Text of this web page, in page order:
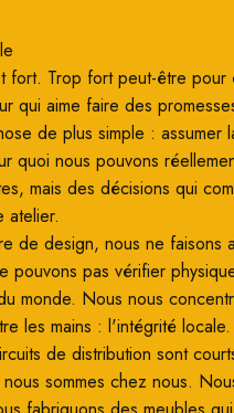
fort. Trop fort peut-être pour
qui aime faire des
de plus simple : assumer
quoi nous pouvons
mais des décisions qui
atelier.
de design, nous ne faisons
pouvons pas vérifier
monde. Nous nous
les mains : l'intégrité
de distribution sont
sommes chez nous.